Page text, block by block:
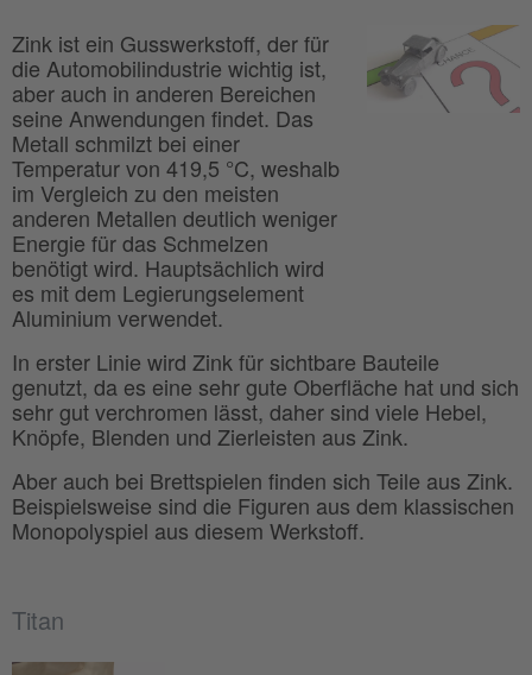
Zink ist ein Gusswerkstoff, der für
die Automobilindustrie wichtig ist,
aber auch in anderen Bereichen
seine Anwendungen findet. Das
Metall schmilzt bei einer
Temperatur von 419,5 °C, weshalb
im Vergleich zu den meisten
anderen Metallen deutlich weniger
Energie für das Schmelzen
benötigt wird. Hauptsächlich wird
es mit dem Legierungselement
Aluminium verwendet.
In erster Linie wird Zink für sichtbare Bauteile
genutzt, da es eine sehr gute Oberfläche hat und sich
sehr gut verchromen lässt, daher sind viele Hebel,
Knöpfe, Blenden und Zierleisten aus Zink.
Aber auch bei Brettspielen finden sich Teile aus Zink.
Beispielsweise sind die Figuren aus dem klassischen
Monopolyspiel aus diesem Werkstoff.
Titan